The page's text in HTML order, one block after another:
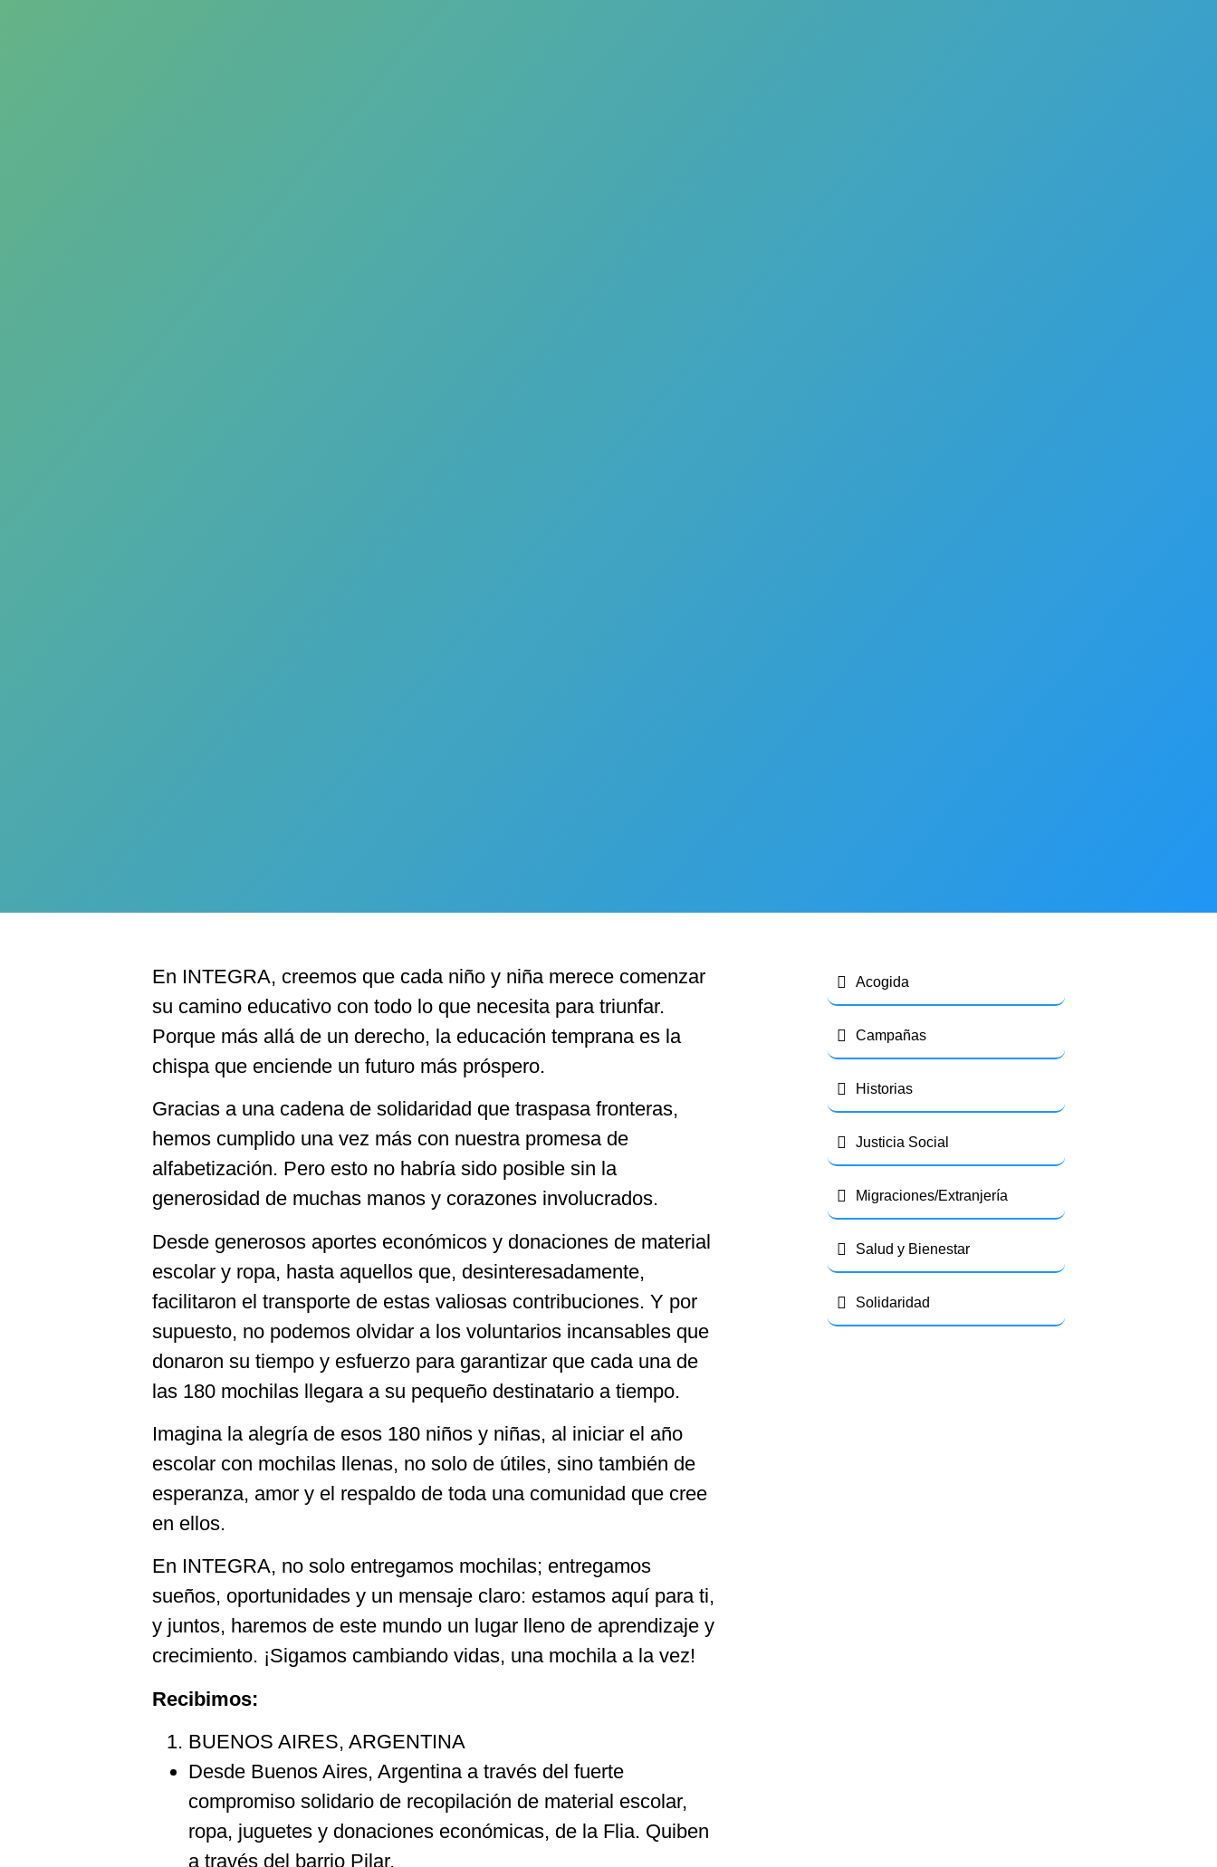
En INTEGRA, creemos que cada niño y niña merece comenzar
su camino educativo con todo lo que necesita para triunfar.
Porque más allá de un derecho, la educación temprana es la
chispa que enciende un futuro más próspero.
Gracias a una cadena de solidaridad que traspasa fronteras,
hemos cumplido una vez más con nuestra promesa de
alfabetización. Pero esto no habría sido posible sin la
generosidad de muchas manos y corazones involucrados.
Desde generosos aportes económicos y donaciones de material
escolar y ropa, hasta aquellos que, desinteresadamente,
facilitaron el transporte de estas valiosas contribuciones. Y por
supuesto, no podemos olvidar a los voluntarios incansables que
donaron su tiempo y esfuerzo para garantizar que cada una de
las 180 mochilas llegara a su pequeño destinatario a tiempo.
Imagina la alegría de esos 180 niños y niñas, al iniciar el año
escolar con mochilas llenas, no solo de útiles, sino también de
esperanza, amor y el respaldo de toda una comunidad que cree
en ellos.
En INTEGRA, no solo entregamos mochilas; entregamos
sueños, oportunidades y un mensaje claro: estamos aquí para ti,
y juntos, haremos de este mundo un lugar lleno de aprendizaje y
crecimiento. ¡Sigamos cambiando vidas, una mochila a la vez!
Recibimos:
BUENOS AIRES, ARGENTINA
Desde Buenos Aires, Argentina a través del fuerte
compromiso solidario de recopilación de material escolar,
ropa, juguetes y donaciones económicas, de la Flia. Quiben
a través del barrio Pilar.
Acogida
Campañas
Historias
Justicia Social
Migraciones/Extranjería
Salud y Bienestar
Solidaridad